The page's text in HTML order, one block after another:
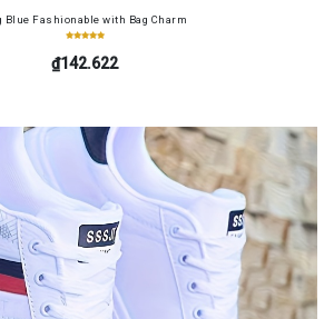
Blue Fashionable with Bag Charm
₫142.622